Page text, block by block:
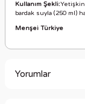
Kullanım Şekli:
bardak suyla (250 ml)
Menşei Türkiye
Yorumlar